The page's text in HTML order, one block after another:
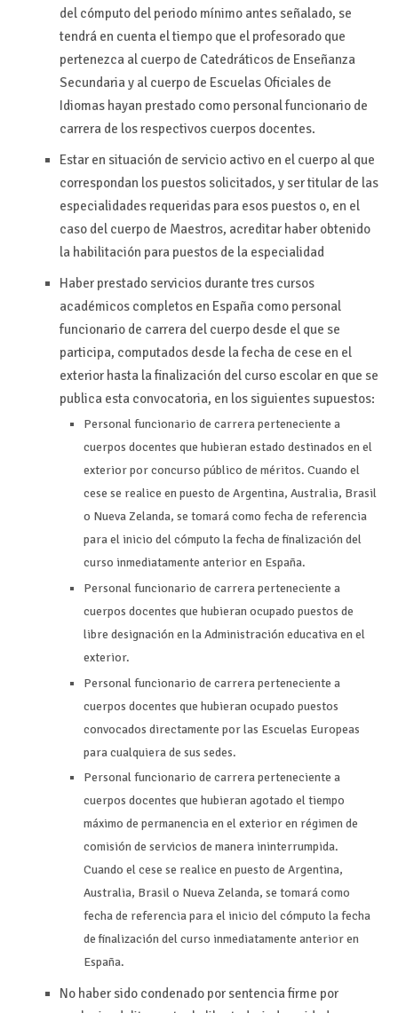
del cómputo del periodo mínimo antes señalado, se
tendrá en cuenta el tiempo que el profesorado que
pertenezca al cuerpo de Catedráticos de Enseñanza
Secundaria y al cuerpo de Escuelas Oficiales de
Idiomas hayan prestado como personal funcionario de
carrera de los respectivos cuerpos docentes.
Estar en situación de servicio activo en el cuerpo al que
correspondan los puestos solicitados, y ser titular de las
especialidades requeridas para esos puestos o, en el
caso del cuerpo de Maestros, acreditar haber obtenido
la habilitación para puestos de la especialidad
Haber prestado servicios durante tres cursos
académicos completos en España como personal
funcionario de carrera del cuerpo desde el que se
participa, computados desde la fecha de cese en el
exterior hasta la finalización del curso escolar en que se
publica esta convocatoria, en los siguientes supuestos:
Personal funcionario de carrera perteneciente a
cuerpos docentes que hubieran estado destinados en el
exterior por concurso público de méritos. Cuando el
cese se realice en puesto de Argentina, Australia, Brasil
o Nueva Zelanda, se tomará como fecha de referencia
para el inicio del cómputo la fecha de finalización del
curso inmediatamente anterior en España.
Personal funcionario de carrera perteneciente a
cuerpos docentes que hubieran ocupado puestos de
libre designación en la Administración educativa en el
exterior.
Personal funcionario de carrera perteneciente a
cuerpos docentes que hubieran ocupado puestos
convocados directamente por las Escuelas Europeas
para cualquiera de sus sedes.
Personal funcionario de carrera perteneciente a
cuerpos docentes que hubieran agotado el tiempo
máximo de permanencia en el exterior en régimen de
comisión de servicios de manera ininterrumpida.
Cuando el cese se realice en puesto de Argentina,
Australia, Brasil o Nueva Zelanda, se tomará como
fecha de referencia para el inicio del cómputo la fecha
de finalización del curso inmediatamente anterior en
España.
No haber sido condenado por sentencia firme por